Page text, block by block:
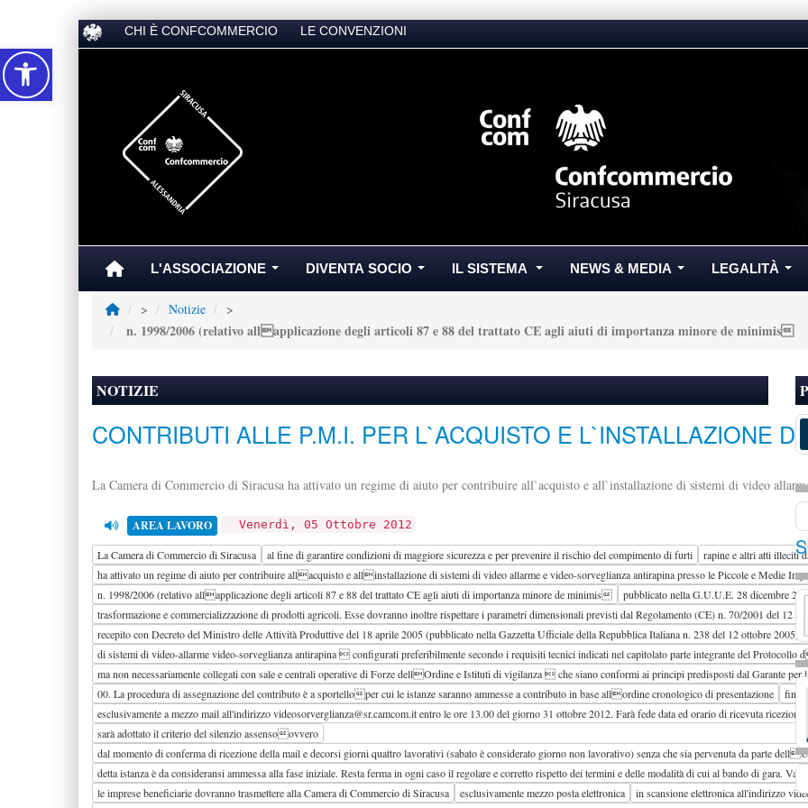
CHI È CONFCOMMERCIO LE CONVENZIONI
L'ASSOCIAZIONE DIVENTA SOCIO IL SISTEMA NEWS & MEDIA LEGALITÀ
> Notizie >
n. 1998/2006 (relativo allapplicazione degli articoli 87 e 88 del trattato CE agli aiuti di importanza minore de minimis
NOTIZIE
CONTRIBUTI ALLE P.M.I. PER L`ACQUISTO E L`INSTALLAZIONE
La Camera di Commercio di Siracusa ha attivato un regime di aiuto per contribuire all`acquisto e all`installazione di sistemi di video
AREA LAVORO Venerdì, 05 Ottobre 2012
La Camera di Commercio di Siracusa al fine di garantire condizioni di maggiore sicurezza e per prevenire il rischio del compimento di furti
rapine e altri atti illeciti
ha attivato un regime di aiuto per contribuire allacquisto e allinstallazione di sistemi di video allarme e video-sorveglianza antirapina presso le Piccole e Medie
n. 1998/2006 (relativo allapplicazione degli articoli 87 e 88 del trattato CE agli aiuti di importanza minore de minimis
pubblicato nella G.U.U.E. 28 dicembre
trasformazione e commercializzazione di prodotti agricoli. Esse dovranno inoltre rispettare i parametri dimensionali previsti dal Regolamento (CE) n. 70/2001 del
recepito con Decreto del Ministro delle Attività Produttive del 18 aprile 2005 (pubblicato nella Gazzetta Ufficiale della Repubblica Italiana n. 238 del 12 ottobre
di sistemi di video-allarme video-sorveglianza antirapina  configurati preferibilmente secondo i requisiti tecnici indicati nel capitolato parte integrante del
ma non necessariamente collegati con sale e centrali operative di Forze dellOrdine e Istituti di vigilanza  che siano conformi ai principi predisposti dal Garante
00. La procedura di assegnazione del contributo è a sportelloper cui le istanze saranno ammesse a contributo in base allordine cronologico di presentazione
fino
esclusivamente a mezzo mail all'indirizzo videosorverglianza@sr.camcom.it entro le ore 13.00 del giorno 31 ottobre 2012. Farà fede data ed orario di ricevuta
sarà adottato il criterio del silenzio assensoovvero
dal momento di conferma di ricezione della mail e decorsi giorni quattro lavorativi (sabato è considerato giorno non lavorativo) senza che sia pervenuta da parte
detta istanza è da consideransi ammessa alla fase iniziale. Resta ferma in ogni caso il regolare e corretto rispetto dei termini e delle modalità di cui al bando di gara.
le imprese beneficiarie dovranno trasmettere alla Camera di Commercio di Siracusa
esclusivamente mezzo posta elettronica in scansione elettronica all'indirizzo
Accessibilità